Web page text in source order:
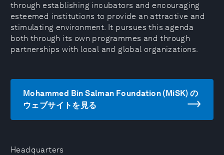
Headquarters
through establishing incubators and encouraging
esteemed institutions to provide an attractive and
stimulating environment. It pursues this agenda
both through its own programmes and through
partnerships with local and global organizations.
Mohammed Bin Salman Foundation (MiSK) の
ウェブサイトを見る